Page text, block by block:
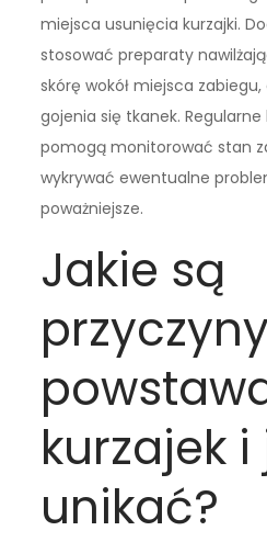
miejsca usunięcia kurzajki.
stosować preparaty
skórę wokół miejsca
gojenia się tkanek.
pomogą monitorować stan
wykrywać ewentualne
poważniejsze.
Jakie są
przyczyny
kurzajek
unikać?